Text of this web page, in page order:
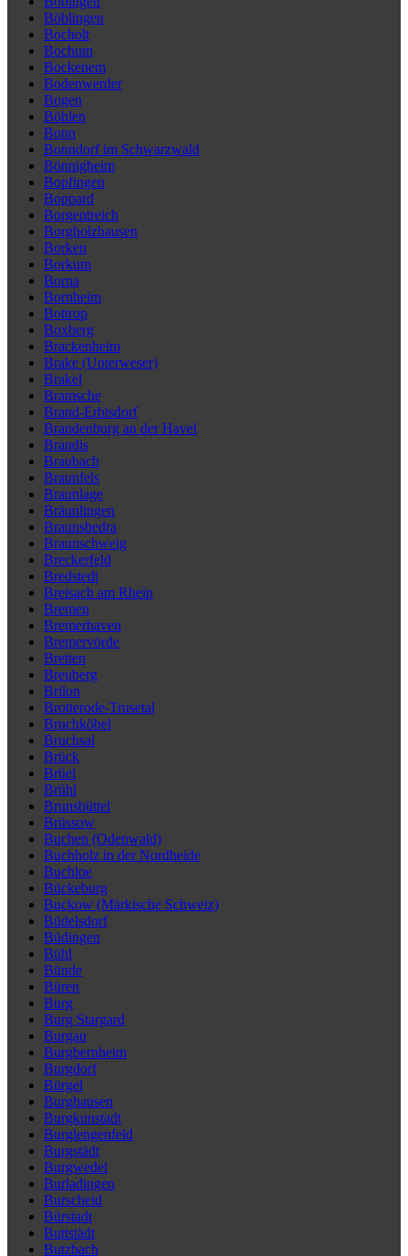
Böblingen
Bocholt
Bochum
Bockenem
Bodenwerder
Bogen
Böhlen
Bonn
Bonndorf im Schwarzwald
Bönnigheim
Bopfingen
Boppard
Borgentreich
Borgholzhausen
Borken
Borkum
Borna
Bornheim
Bottrop
Boxberg
Brackenheim
Brake (Unterweser)
Brakel
Bramsche
Brand-Erbisdorf
Brandenburg an der Havel
Brandis
Braubach
Braunfels
Braunlage
Bräunlingen
Braunsbedra
Braunschweig
Breckerfeld
Bredstedt
Breisach am Rhein
Bremen
Bremerhaven
Bremervörde
Bretten
Breuberg
Brilon
Brotterode-Trusetal
Bruchköbel
Bruchsal
Brück
Brüel
Brühl
Brunsbüttel
Brüssow
Buchen (Odenwald)
Buchholz in der Nordheide
Buchloe
Bückeburg
Buckow (Märkische Schweiz)
Büdelsdorf
Büdingen
Bühl
Bünde
Büren
Burg
Burg Stargard
Burgau
Burgbernheim
Burgdorf
Bürgel
Burghausen
Burgkunstadt
Burglengenfeld
Burgstädt
Burgwedel
Burladingen
Burscheid
Bürstadt
Buttstädt
Butzbach